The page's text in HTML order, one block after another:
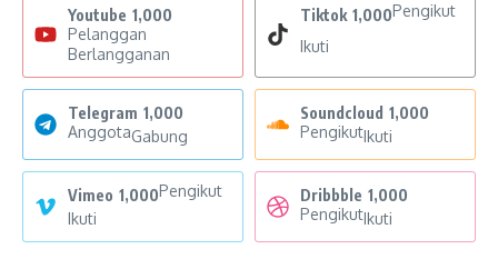
Youtube 1,000
Pelanggan
Berlangganan
Tiktok 1,000Pengikut
Ikuti
Telegram 1,000
AnggotaGabung
Soundcloud 1,000
PengikutIkuti
Vimeo 1,000Pengikut
Ikuti
Dribbble 1,000
PengikutIkuti